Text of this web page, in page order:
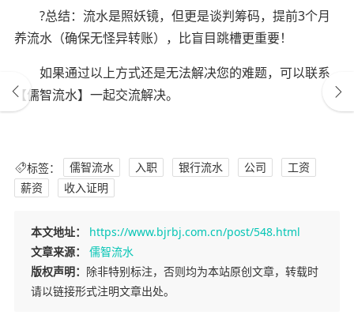
?总结：流水是照妖镜，但更是谈判筹码，提前3个月
养流水（确保无怪异转账），比盲目跳槽更重要！
如果通过以上方式还是无法解决您的难题，可以联系
【儒智流水】一起交流解决。
标签： 儒智流水 入职 银行流水 公司
工资
薪资
收入证明
本文地址：
https://www.bjrbj.com.cn/post/548.html
文章来源：
儒智流水
版权声明： 除非特别标注，否则均为本站原创文章，转载时
请以链接形式注明文章出处。